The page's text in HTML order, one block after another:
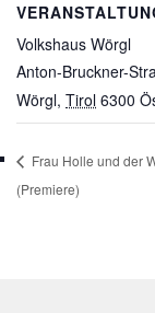
Volkshaus Wörgl
Anton-Bruckner-
Wörgl, Tirol 6300
Frau Holle und der
(Premiere)